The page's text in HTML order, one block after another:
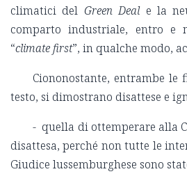
climatici del Green Deale la
comparto industriale, entro
“climate first”, in qualche modo,
Ciononostante, entrambe
testo, si dimostrano disattese e
- quella di ottemperare alla
disattesa, perché non tutte le
Giudice lussemburghese sono